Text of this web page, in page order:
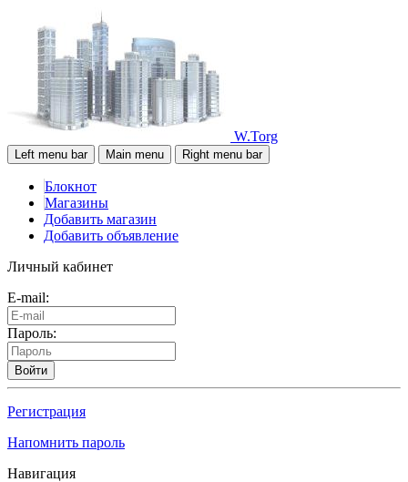
W.Torg
Left menu bar Main menu Right menu bar
Блокнот
Магазины
Добавить магазин
Добавить объявление
Личный кабинет
E-mail:
Пароль:
Войти
Регистрация
Напомнить пароль
Навигация